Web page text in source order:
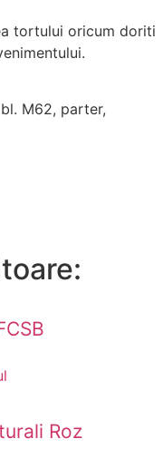
tortului oricum doriti
M62, parter,
Roz